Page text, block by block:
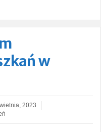
Varadkara i Micheala
dzieci w hrabstwie
w
2023